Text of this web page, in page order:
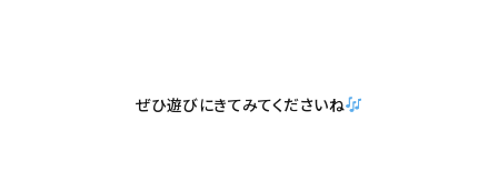
ぜひ遊びにきてみてくださいね